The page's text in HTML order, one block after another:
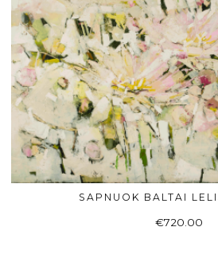
Į KREPŠELĮ
SAPNUOK BALTAI
€720.00